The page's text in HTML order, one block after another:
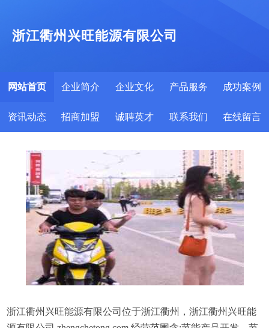
浙江衢州兴旺能源有限公司
网站首页 企业简介 企业文化 产品服务 成功案例
资讯动态 招商加盟 诚聘英才 联系我们 在线留言
浙江衢州兴旺能源有限公司位于浙江衢州，浙江衢州兴旺能